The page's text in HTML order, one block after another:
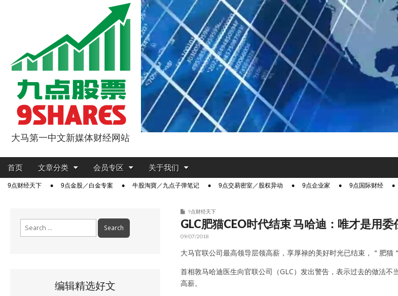
9点股票
大马第一中文新媒体财经网站
Main
Skip
content
首页 文章分类 会员专区 关于我们
Sub9点财经天下 9点金股／白金专案 牛股淘寶／九点子弹笔记 9点交易密室／股权异动 9点企业家 9点国际财经
9点财经天下
GLC肥猫CEO时代结束 马哈迪：唯才是用
09/07/2018
大马官联公司最高领导层领高薪，享厚禄的美好时光已结束，＂肥猫
首相敦马哈迪医生向官联公司（GLC）发出警告，表示过去的做法
高薪。
编辑精选好文